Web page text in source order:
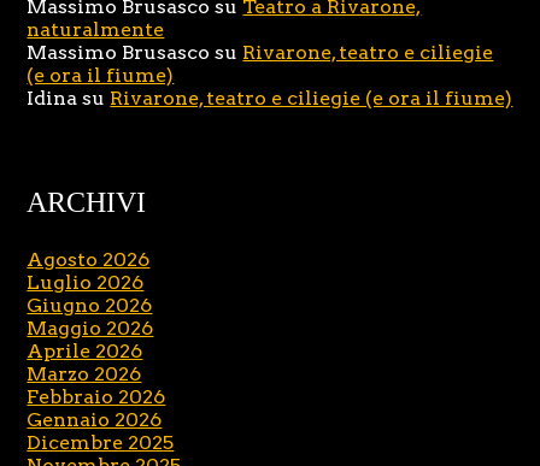
Massimo Brusasco su Teatro a Rivarone,
naturalmente
Massimo Brusasco su Rivarone, teatro e ciliegie
(e ora il fiume)
Idina su Rivarone, teatro e ciliegie (e ora il fiume)
ARCHIVI
Agosto 2026
Luglio 2026
Giugno 2026
Maggio 2026
Aprile 2026
Marzo 2026
Febbraio 2026
Gennaio 2026
Dicembre 2025